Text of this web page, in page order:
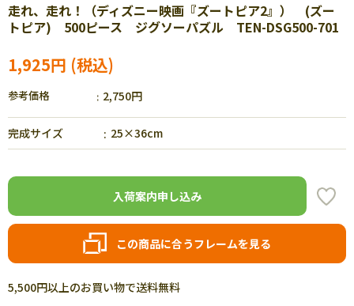
走れ、走れ！（ディズニー映画『ズートピア2』） (ズー
トピア) 500ピース ジグソーパズル TEN-DSG500-701
1,925円
参考価格 2,750円
完成サイズ 25×36cm
入荷案内申し込み
この商品に合うフレームを見る
5,500円以上のお買い物で送料無料